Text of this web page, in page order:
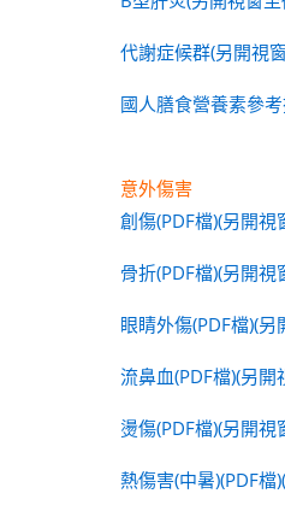
代謝症候群(另開視
國人膳食營養素參
意外傷害
創傷(PDF檔)(另開視
骨折(PDF檔)(另開視
眼睛外傷(PDF檔)(另
流鼻血(PDF檔)(另開
燙傷(PDF檔)(另開視
熱傷害(中暑)(PDF檔